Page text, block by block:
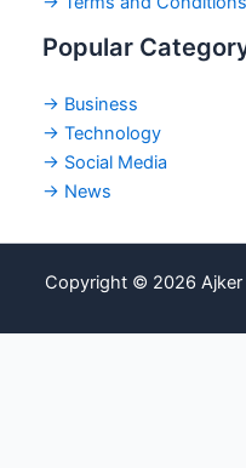
Popular
→ Business
→ Technology
→ Social Media
→ News
Copyright © 2026 Ajker